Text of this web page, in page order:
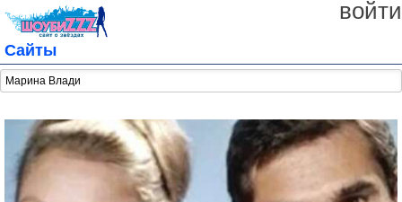
войти
Сайты